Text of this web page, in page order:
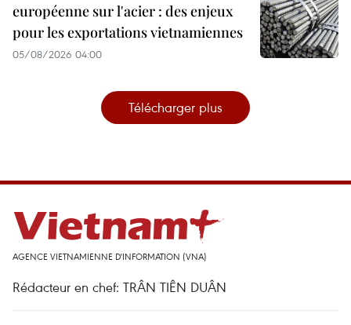
européenne sur l'acier : des enjeux
pour les exportations vietnamiennes
05/08/2026 04:00
Télécharger plus
AGENCE VIETNAMIENNE D'INFORMATION (VNA)
Rédacteur en chef: TRÂN TIÊN DUÂN